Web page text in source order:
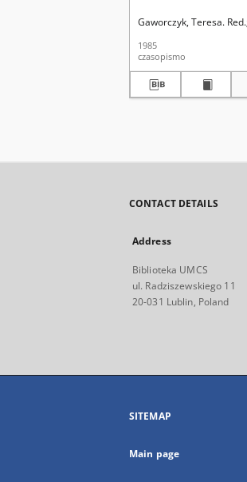
Gaworczyk, Teresa. Red.
1985
czasopismo
CONTACT DETAILS
Address
Biblioteka UMCS
ul. Radziszewskiego 11
20-031 Lublin, Poland
SITEMAP
Main page